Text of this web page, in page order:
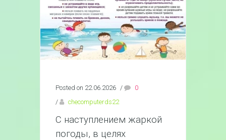
Posted on 22.06.2026 /
0
/
checomputerds22
С наступлением жаркой
погоды, в целях